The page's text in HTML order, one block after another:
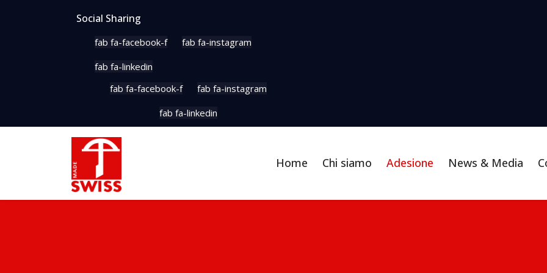
Social Sharing
fab fa-facebook-f
fab fa-instagram
fab fa-linkedin
fab fa-facebook-f
fab fa-instagram
fab fa-linkedin
Home Chi siamo Adesione News & Media